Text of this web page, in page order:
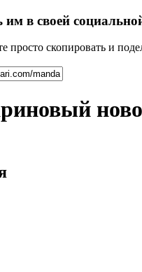
им в своей
просто скопировать и